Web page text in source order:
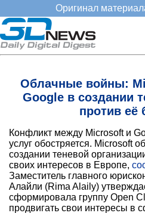
Оригинал
Облачные войны:
Google в создании
против её
Конфликт между Microsoft и
услуг обостряется. Microsoft
создании теневой
своих интересов в Европе,
Заместитель главного
Алайли (Rima Alaily)
сформировала группу Open
продвигать свои интересы в